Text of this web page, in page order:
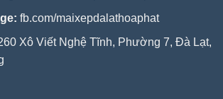
fb.com/maixepdalathoaphat
Xô Viết Nghệ Tĩnh, Phường 7, Đà Lạt,